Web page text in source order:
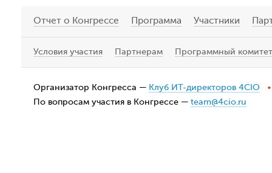
Отчет о Конгрессе Программа Участники
Условия участия Партнерам Программный
Организатор Конгресса — Клуб ИТ-директоров 4CIO
•
По вопросам участия в Конгрессе —team@4cio.ru